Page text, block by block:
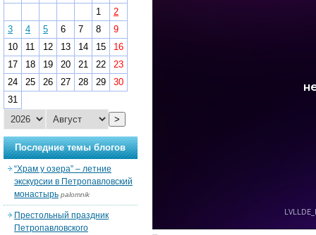
1
2
3
4 5 6 7 8
9
10
11 12 13 14 15
16
17
18 19 20 21 22
23
24
25 26 27 28 29
30
31
>
Последние темы блогов
“Храм у озера” – летние
экскурсии в Петропавловский
монастырь palomnik
Престольный праздник
Петропавловского